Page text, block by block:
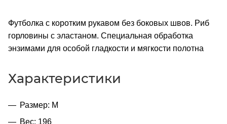
Футболка с коротким рукавом без боковых швов. Риб
горловины с эластаном. Специальная обработка
энзимами для особой гладкости и мягкости полотна
Характеристики
Размер: M
Вес: 196